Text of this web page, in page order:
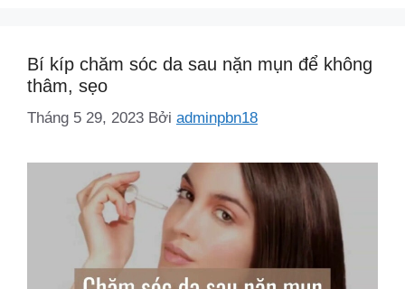
Bí kíp chăm sóc da sau nặn mụn để không
thâm, sẹo
Tháng 5 29, 2023 Bởi adminpbn18